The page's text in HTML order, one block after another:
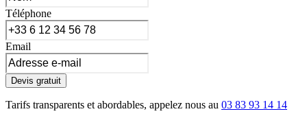
Téléphone
Email
Devis gratuit
Tarifs transparents et abordables, appelez nous au 03 83 93 14 14